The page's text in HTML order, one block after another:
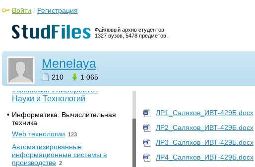
Файловый архив студентов.
1327 вузов, 5478 предметов.
Войти / Регистрация
Menelaya
210 1 065
Файлы пользователя
Уфимский Университет
Науки и Технологий
• Информатика. Вычислительная
техника
Web технологии 123
Автоматизированные
информационные системы в
производстве 2
ЛР1_Саляхов_ИВТ-429Б.docx
ЛР2_Саляхов_ИВТ-429Б.docx
ЛР3_Саляхов_ИВТ-429Б.docx
ЛР4_Саляхов_ИВТ-429Б.docx